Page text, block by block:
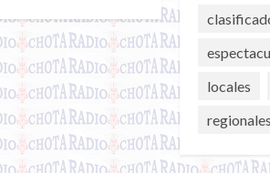
locales
regionales